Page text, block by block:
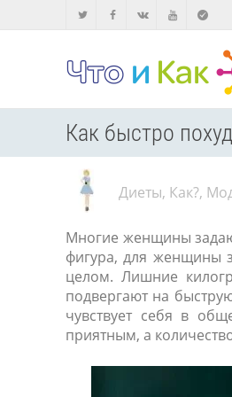
Как быстро
Диеты, Как?,
Многие женщины
фигура, для женщины
целом. Лишние
подвергают на
чувствует себя в
приятным, а